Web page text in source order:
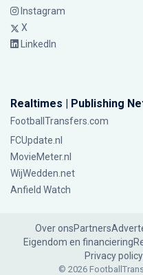
Instagram
X
LinkedIn
Realtimes | Publishing
FootballTransfers.com
FCUpdate.nl
MovieMeter.nl
WijWedden.net
Anfield Watch
Over onsPartners
Eigendom en financiering
Privacy policy
© 2026